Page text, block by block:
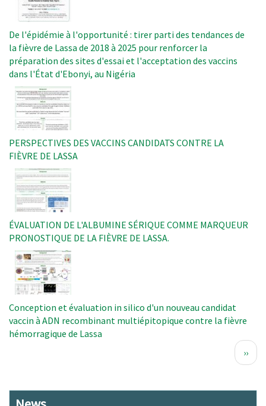
De l'épidémie à l'opportunité : tirer parti des tendances de
la fièvre de Lassa de 2018 à 2025 pour renforcer la
préparation des sites d'essai et l'acceptation des vaccins
dans l'État d'Ebonyi, au Nigéria
Image
PERSPECTIVES DES VACCINS CANDIDATS CONTRE LA
FIÈVRE DE LASSA
Image
ÉVALUATION DE L'ALBUMINE SÉRIQUE COMME MARQUEUR
PRONOSTIQUE DE LA FIÈVRE DE LASSA.
Image
Conception et évaluation in silico d'un nouveau candidat
vaccin à ADN recombinant multiépitopique contre la fièvre
hémorragique de Lassa
Page
››